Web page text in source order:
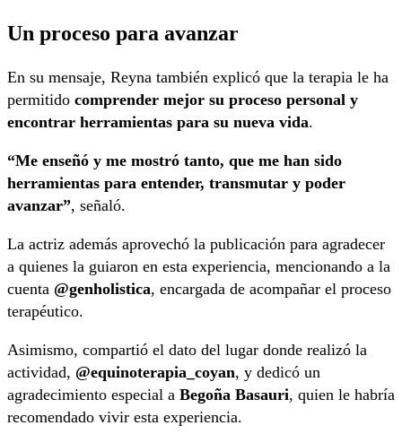
Un proceso para avanzar
En su mensaje, Reyna también explicó que la terapia le ha
permitido comprender mejor su proceso personal y
encontrar herramientas para su nueva vida.
“Me enseñó y me mostró tanto, que me han sido
herramientas para entender, transmutar y poder
avanzar”, señaló.
La actriz además aprovechó la publicación para agradecer
a quienes la guiaron en esta experiencia, mencionando a la
cuenta @genholistica, encargada de acompañar el proceso
terapéutico.
Asimismo, compartió el dato del lugar donde realizó la
actividad, @equinoterapia_coyan, y dedicó un
agradecimiento especial a Begoña Basauri, quien le habría
recomendado vivir esta experiencia.